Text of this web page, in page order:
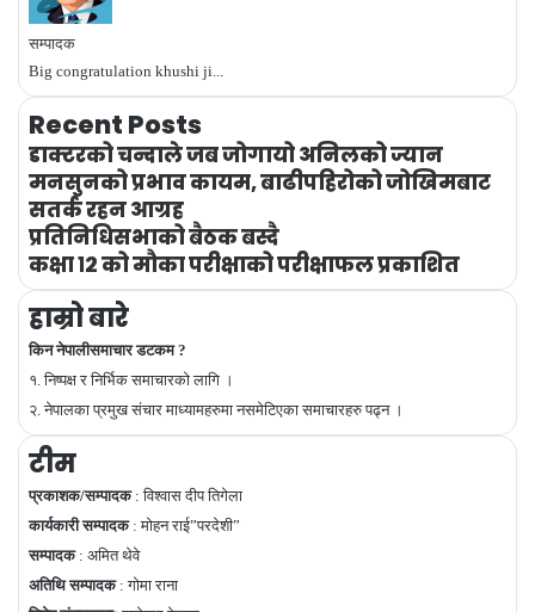
सम्पादक
Big congratulation khushi ji...
Recent Posts
डाक्टरको चन्दाले जब जोगायो अनिलको ज्यान
मनसुनको प्रभाव कायम, बाढीपहिरोको जोखिमबाट
सतर्क रहन आग्रह
प्रतिनिधिसभाको बैठक बस्दै
कक्षा १२ को मौका परीक्षाको परीक्षाफल प्रकाशित
हाम्रो बारे
किन नेपालीसमाचार डटकम ?
१. निष्पक्ष र निर्भिक समाचारको लागि ।
२. नेपालका प्रमुख संचार माध्यामहरुमा नसमेटिएका समाचारहरु पढ्न ।
टीम
प्रकाशक/सम्पादक : विश्वास दीप तिगेला
कार्यकारी सम्पादक: मोहन राई”परदेशी”
सम्पादक: अमित थेवे
अतिथि सम्पादक: गोमा राना